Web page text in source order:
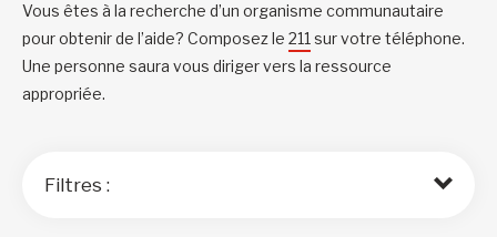
Vous êtes à la recherche d’un organisme communautaire
pour obtenir de l’aide? Composez le 211 sur votre téléphone.
Une personne saura vous diriger vers la ressource
appropriée.
Filtres :